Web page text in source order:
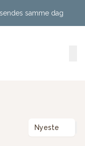
samme dag
Nyeste